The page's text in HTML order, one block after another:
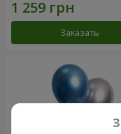
Заказать